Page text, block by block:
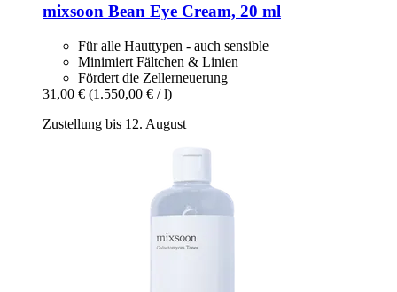
mixsoon Bean Eye Cream, 20 ml
Für alle Hauttypen - auch sensible
Minimiert Fältchen & Linien
Fördert die Zellerneuerung
31,00 € (1.550,00 € / l)
Zustellung bis 12. August